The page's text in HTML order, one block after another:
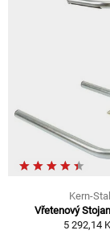
Kern-
Vřetenový
5 292,14